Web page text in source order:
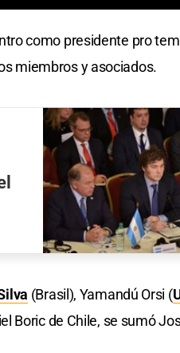
como presidente pro
miembros y asociados.
(Brasil), Yamandú Orsi (
Boric de Chile, se sumó